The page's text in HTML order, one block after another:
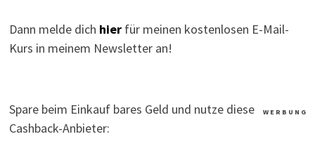
Dann melde dich hierfür meinen kostenlosen E-Mail-
Kurs in meinem Newsletter an!
W E R B U N G
Spare beim Einkauf bares Geld und nutze diese
Cashback-Anbieter: